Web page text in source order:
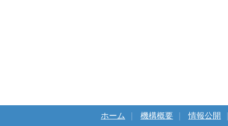
ホーム 機構概要 情報公開